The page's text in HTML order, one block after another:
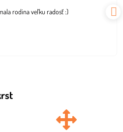
5rodina veľku radosť :)